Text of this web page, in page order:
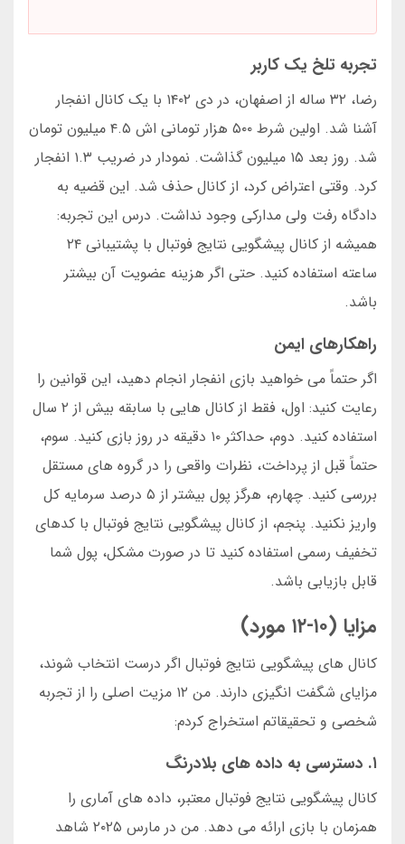
تجربه تلخ یک کاربر
رضا، ۳۲ ساله از اصفهان، در دی ۱۴۰۲ با یک کانال انفجار
آشنا شد. اولین شرط ۵۰۰ هزار تومانی اش ۴.۵ میلیون تومان
شد. روز بعد ۱۵ میلیون گذاشت. نمودار در ضریب ۱.۳ انفجار
کرد. وقتی اعتراض کرد، از کانال حذف شد. این قضیه به
دادگاه رفت ولی مدارکی وجود نداشت. درس این تجربه:
همیشه از کانال پیشگویی نتایج فوتبال با پشتیبانی ۲۴
ساعته استفاده کنید. حتی اگر هزینه عضویت آن بیشتر
باشد.
راهکارهای ایمن
اگر حتماً می خواهید بازی انفجار انجام دهید، این قوانین را
رعایت کنید: اول، فقط از کانال هایی با سابقه بیش از ۲ سال
استفاده کنید. دوم، حداکثر ۱۰ دقیقه در روز بازی کنید. سوم،
حتماً قبل از پرداخت، نظرات واقعی را در گروه های مستقل
بررسی کنید. چهارم، هرگز پول بیشتر از ۵ درصد سرمایه کل
واریز نکنید. پنجم، از کانال پیشگویی نتایج فوتبال با کدهای
تخفیف رسمی استفاده کنید تا در صورت مشکل، پول شما
قابل بازیابی باشد.
مزایا (۱۰-۱۲ مورد)
کانال های پیشگویی نتایج فوتبال اگر درست انتخاب شوند،
مزایای شگفت انگیزی دارند. من ۱۲ مزیت اصلی را از تجربه
شخصی و تحقیقاتم استخراج کردم:
۱. دسترسی به داده های بلادرنگ
کانال پیشگویی نتایج فوتبال معتبر، داده های آماری را
همزمان با بازی ارائه می دهد. من در مارس ۲۰۲۵ شاهد